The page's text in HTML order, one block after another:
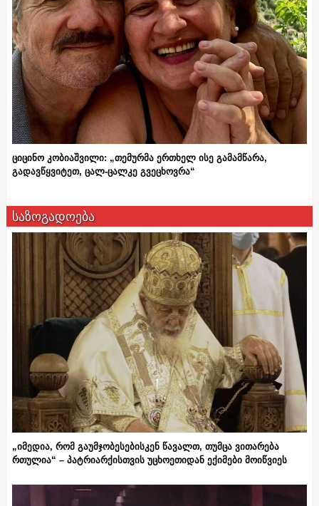
ციცინო კობიაშვილი: „თემურმა ერთხელ ისე გამამწარა,
გადავწყვიტეთ, ცალ-ცალკე გვეცხოვრა“
საზოგადოება
„იმედია, რომ გაუმჯობესებისკენ წავალთ, თუმცა ვითარება
რთულია“ – პატრიარქისთვის უცხოეთიდან ექიმები მოიწვიეს